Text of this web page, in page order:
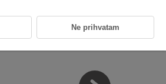
SDR and HDR
Ne prihvatam